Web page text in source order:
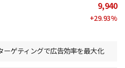
9,940
+29.93%
ーゲティングで広告効率を最大化